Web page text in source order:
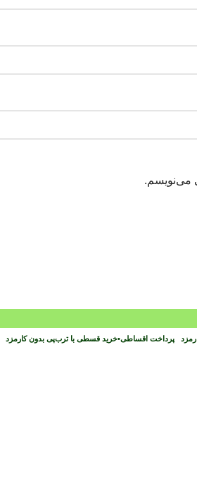
می‌نویسم.
پرداخت اقساطی•خرید قسطی با ترب‌پی بدون کارمزد